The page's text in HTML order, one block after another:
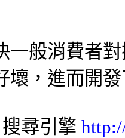
一般消費者
壞，進而開
搜尋引擎